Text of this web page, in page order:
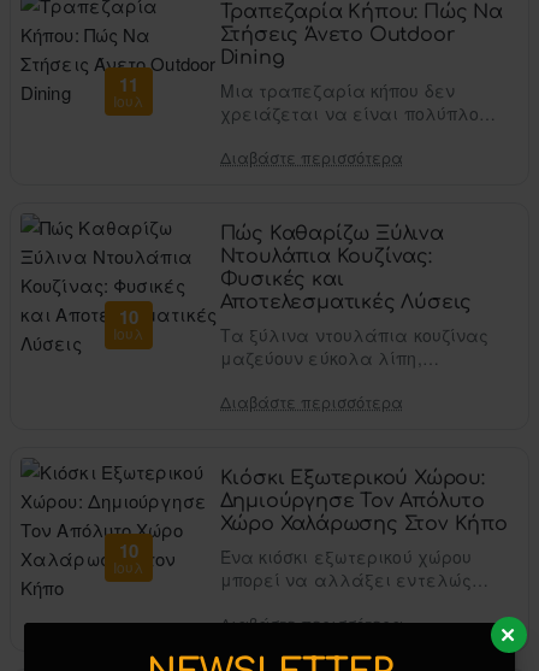
11
Ιουλ
Τραπεζαρία Κήπου: Πώς Να
Στήσεις Άνετο Outdoor
Dining
Μια τραπεζαρία κήπου δεν
χρειάζεται να είναι πολύπλοκη
είναι να διαλέξεις σωστό
Διαβάστε περισσότερα
10
Ιουλ
Πώς Καθαρίζω Ξύλινα
Ντουλάπια Κουζίνας:
Φυσικές και
Αποτελεσματικές Λύσεις
Τα ξύλινα ντουλάπια κουζίνας
μαζεύουν εύκολα λίπη,
ειδικά γύρω από τον
Διαβάστε περισσότερα
10
Ιουλ
Κιόσκι Εξωτερικού Χώρου:
Δημιούργησε Τον Απόλυτο
Χώρο Χαλάρωσης Στον Κήπο
Ένα κιόσκι εξωτερικού χώρου
μπορεί να αλλάξει εντελώς
αυλής ή μιας μεγάλης
Διαβάστε περισσότερα